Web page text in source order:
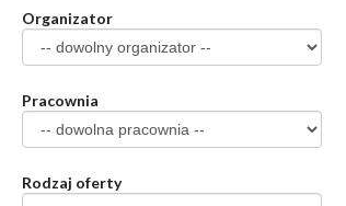
Organizator
Pracownia
Rodzaj oferty